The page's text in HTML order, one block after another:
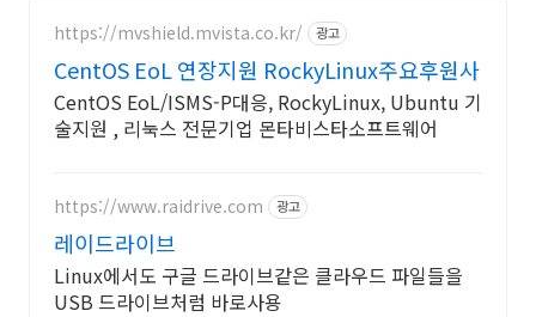
https://mvshield.mvista.co.kr/ 광고
CentOS EoL 연장지원 RockyLinux주요후원사
CentOS EoL/ISMS-P대응, RockyLinux, Ubuntu 기
술지원 , 리눅스 전문기업 몬타비스타소프트웨어
https://www.raidrive.com 광고
레이드라이브
Linux에서도 구글 드라이브같은 클라우드 파일들을
USB 드라이브처럼 바로사용